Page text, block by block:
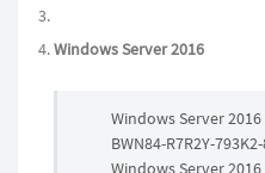
Windows Server 2016
Windows Server
BWN84-R7R2Y-
Windows Server